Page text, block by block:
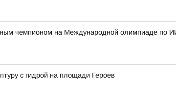
чемпионом на Международной олимпиаде по
с гидрой на площади Героев